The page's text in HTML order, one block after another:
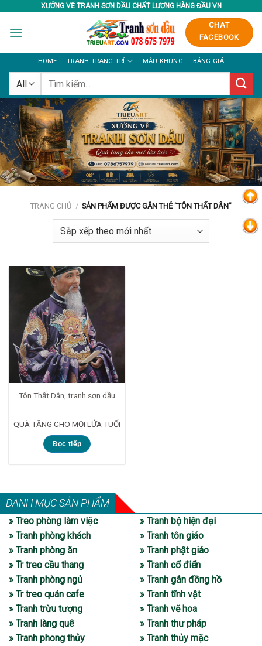
content
XƯỞNG VẼ TRANH SƠN DẦU CHẤT LƯỢNG HÀNG ĐẦU VN
CHAT
FACEBOOK
HOME TRANH TRANG TRÍ MẪU KHUNG BẢNG GIÁ
Tìm
TRANG CHỦ / SẢN PHẨM ĐƯỢC GẮN THẺ “TÔN THẤT DÂN”
Tôn Thất Dân, tranh sơn dầu
QUÀ TẶNG CHO MỌI LỨA TUỔI
Đọc tiếp
DANH MỤC SẢN PHẨM
» Treo phòng làm việc
» Tranh phòng khách
» Tranh phòng ăn
» Tr treo cầu thang
» Tranh phòng ngủ
» Tr treo quán cafe
» Tranh trừu tượng
» Tranh làng quê
» Tranh phong thủy
» Tranh bộ hiện đại
» Tranh tôn giáo
» Tranh phật giáo
» Tranh cổ điển
» Tranh gắn đồng hồ
» Tranh tĩnh vật
» Tranh vẽ hoa
» Tranh thư pháp
» Tranh thủy mặc